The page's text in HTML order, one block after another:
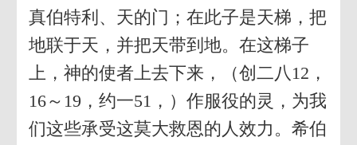
真伯特利、天的门；在此子是天梯，把
地联于天，并把天带到地。在这梯子
上，神的使者上去下来，（创二八12，
16～19，约一51，）作服役的灵，为我
们这些承受这莫大救恩的人效力。希伯